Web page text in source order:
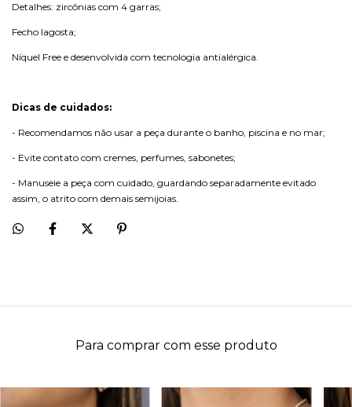
Detalhes: zircônias com 4 garras;
Fecho lagosta;
Níquel Free e desenvolvida com tecnologia antialérgica.
Dicas de cuidados:
- Recomendamos não usar a peça durante o banho, piscina e no mar;
- Evite contato com cremes, perfumes, sabonetes;
- Manuseie a peça com cuidado, guardando separadamente evitado
assim, o atrito com demais semijoias.
Para comprar com esse produto